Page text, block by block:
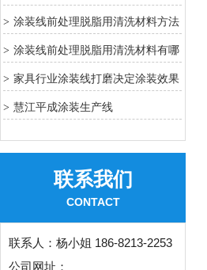
3> 涂装线前处理脱脂用清洗材料方法
2> 涂装线前处理脱脂用清洗材料有哪
些方法
> 家具行业涂装线打磨决定涂装效果
关键工序
> 慧江平成涂装生产线
联系我们
CONTACT
联系人： 杨小姐 186-8213-2253
公司网址：